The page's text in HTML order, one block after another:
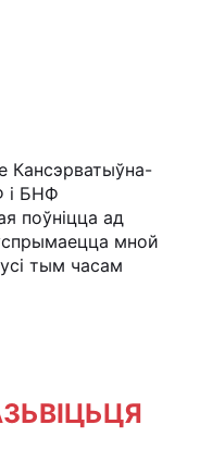
Кансэрватыўна-
і БНФ
поўніцца ад
мной
тым часам